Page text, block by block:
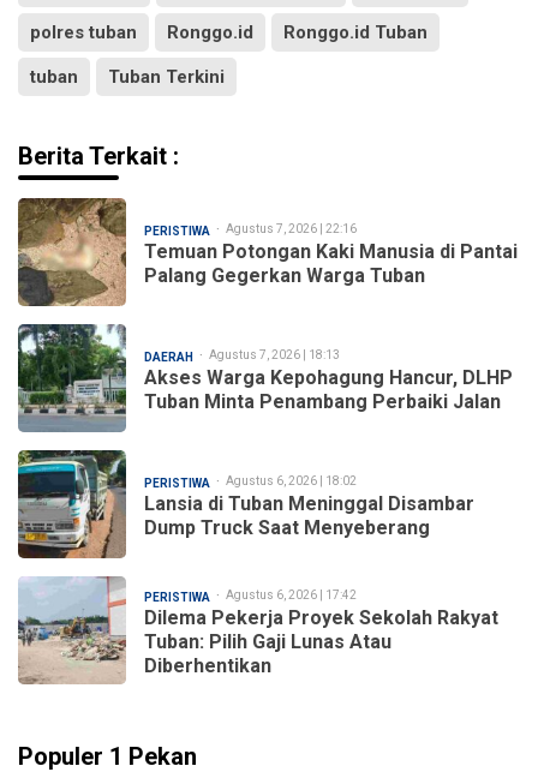
polres tuban Ronggo.id Ronggo.id Tuban
tuban Tuban Terkini
Berita Terkait :
PERISTIWA Agustus 7, 2026 | 22:16
Temuan Potongan Kaki Manusia di Pantai
Palang Gegerkan Warga Tuban
DAERAH Agustus 7, 2026 | 18:13
Akses Warga Kepohagung Hancur, DLHP
Tuban Minta Penambang Perbaiki Jalan
PERISTIWA Agustus 6, 2026 | 18:02
Lansia di Tuban Meninggal Disambar
Dump Truck Saat Menyeberang
PERISTIWA Agustus 6, 2026 | 17:42
Dilema Pekerja Proyek Sekolah Rakyat
Tuban: Pilih Gaji Lunas Atau
Diberhentikan
Populer 1 Pekan